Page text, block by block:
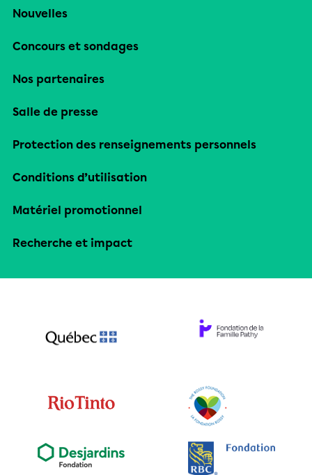
Nouvelles
Concours et sondages
Nos partenaires
Salle de presse
Protection des renseignements personnels
Conditions d’utilisation
Matériel promotionnel
Recherche et impact